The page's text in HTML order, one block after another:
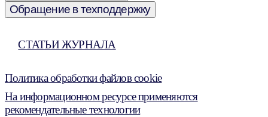
Обращение в техподдержку
СТАТЬИ ЖУРНАЛА
Политика обработки файлов cookie
На информационном ресурсе применяются
рекомендательные технологии